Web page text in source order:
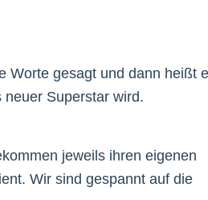
Worte gesagt und dann heißt
Superstar wird.
jeweils ihren eigenen
Wir sind gespannt auf die